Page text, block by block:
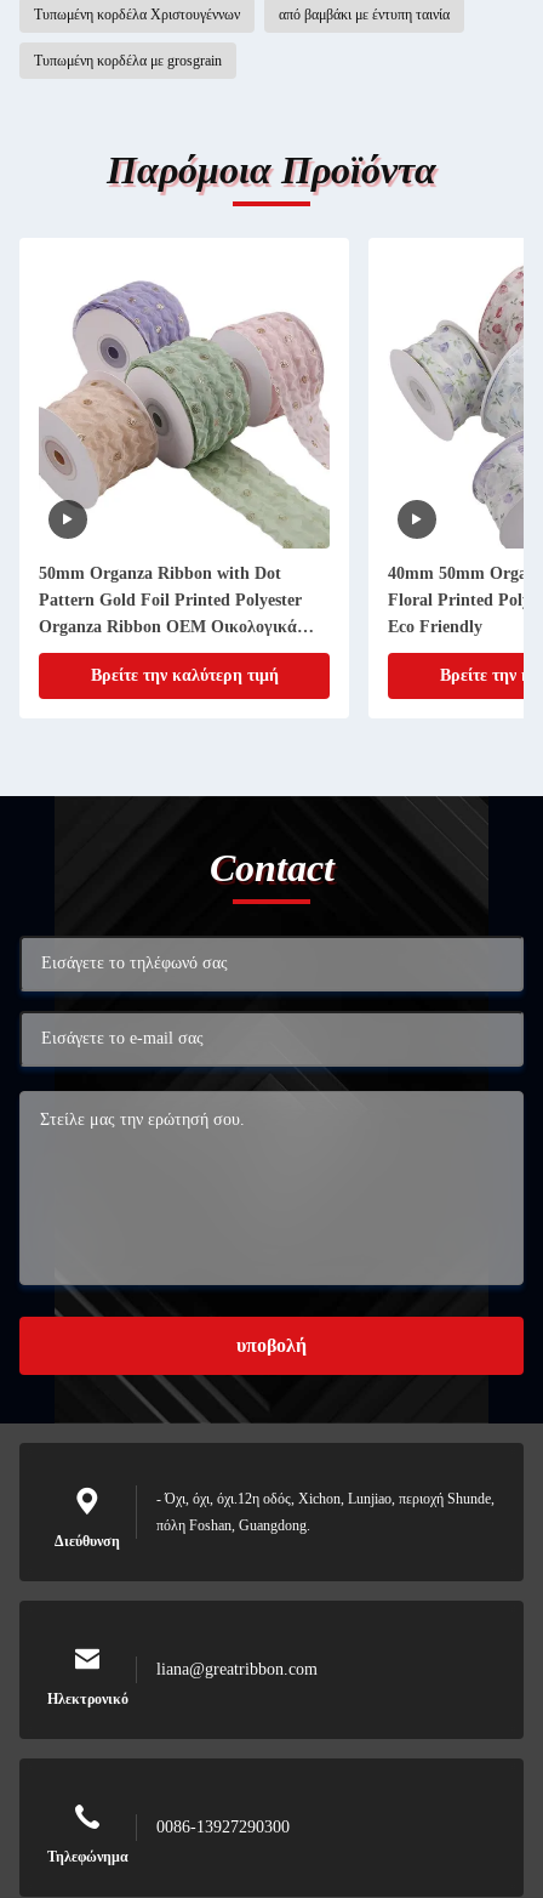
Τυπωμένη κορδέλα Χριστουγέννων από βαμβάκι με έντυπη ταινία
Τυπωμένη κορδέλα με grosgrain
Παρόμοια Προϊόντα
50mm Organza Ribbon with Dot
Pattern Gold Foil Printed Polyester
Organza Ribbon OEM Οικολογικά
φιλικό
Βρείτε την καλύτερη τιμή
40mm 50mm
Floral Printed
Eco Friendly
Βρείτε την
Contact
υποβολή
Διεύθυνση
- Όχι, όχι, όχι.12η οδός, Xichon, Lunjiao, περιοχή Shunde,
πόλη Foshan, Guangdong.
Ηλεκτρονικό
liana@greatribbon.com
Τηλεφώνημα
0086-13927290300